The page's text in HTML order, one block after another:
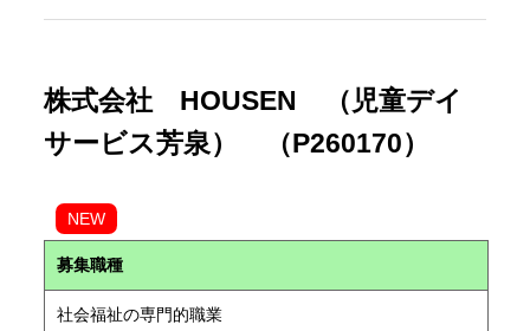
株式会社 HOUSEN （児童デイ
サービス芳泉） （P260170）
NEW
募集職種
社会福祉の専門的職業